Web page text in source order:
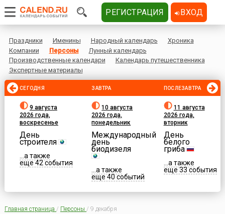
Праздники Именины Народный календарь
Хроника
Компании
Персоны
Лунный календарь
Производственные календари
Календарь путешественника
Экспертные материалы
СЕГОДНЯ
9 августа
2026 года,
воскресенье
День
строителя
...а также
еще 42 события
ЗАВТРА
10 августа
2026 года,
понедельник
Международный
день
биодизеля
...а также
еще 40 событий
ПОСЛЕЗАВТРА
11 августа
2026 года,
вторник
День
белого
гриба
...а также
еще 33 события
Главная страница / Персоны / 9 декабря
РЕГИСТРАЦИЯ ВХОД